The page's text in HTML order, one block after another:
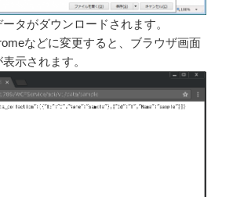
タがダウンロードされます。
などに変更すると、ブラウザ画面
示されます。